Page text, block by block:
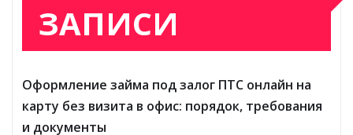
ЗАПИСИ
Оформление займа под залог ПТС онлайн на
карту без визита в офис: порядок, требования
и документы